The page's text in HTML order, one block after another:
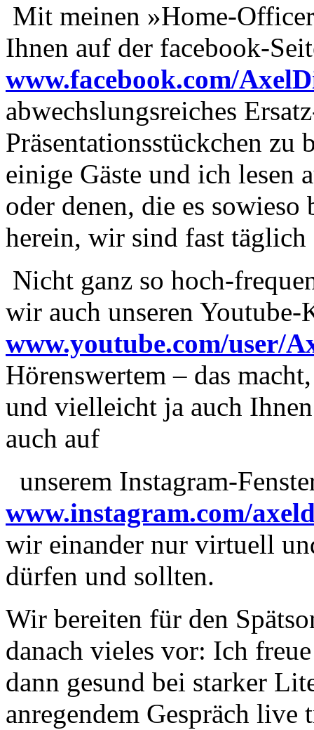
Mit meinen »Home-
Ihnen auf der facebook-
www.facebook.com/
abwechslungsreiches
Präsentationsstückchen zu
einige Gäste und ich lesen
oder denen, die es
herein, wir sind fast täglich
Nicht ganz so hoch-
wir auch unseren Youtube-
www.youtube.com/user/
Hörenswertem – das
und vielleicht ja auch
auch auf
unserem Instagram-
www.instagram.com/axel
wir einander nur virtuell
dürfen und sollten.
Wir bereiten für den
danach vieles vor: Ich
dann gesund bei starker
anregendem Gespräch live